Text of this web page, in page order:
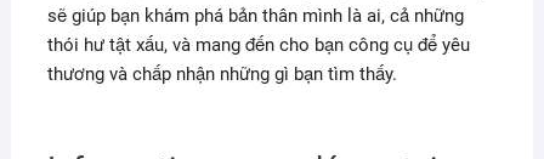
sẽ giúp bạn khám phá bản thân mình là ai, cả những
thói hư tật xấu, và mang đến cho bạn công cụ để yêu
thương và chấp nhận những gì bạn tìm thấy.